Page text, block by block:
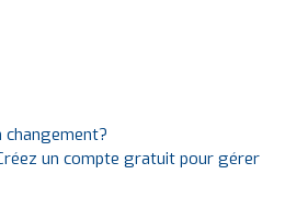
changement?
un compte gratuit pour gérer